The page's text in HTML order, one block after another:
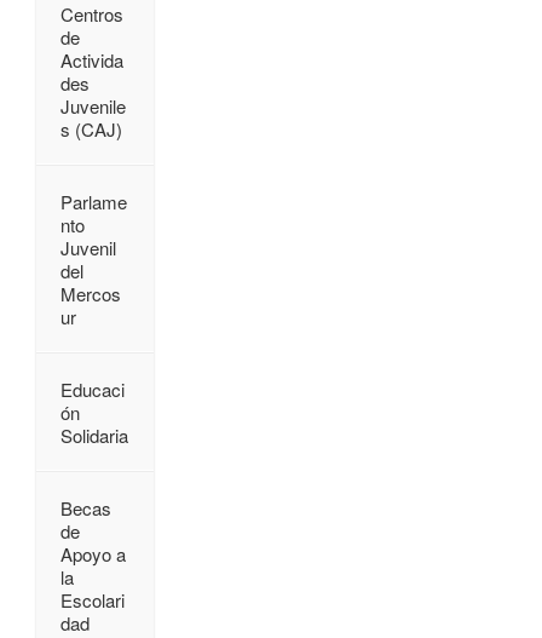
Centros
de
Activida
des
Juvenile
s (CAJ)
Parlame
nto
Juvenil
del
Mercos
ur
Educaci
ón
Solidaria
Becas
de
Apoyo a
la
Escolari
dad